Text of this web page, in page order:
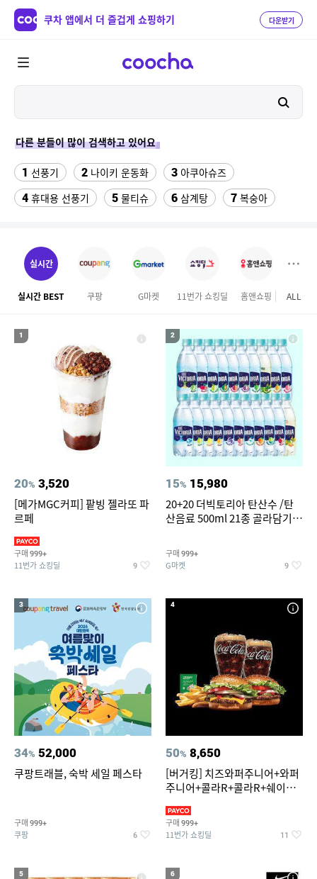
쿠차 앱에서 더 즐겁게 쇼핑하기 다운받기
다른 분들이 많이 검색하고 있어요
1 선풍기 2 나이키 운동화 3 아쿠아슈즈
4 휴대용 선풍기 5 물티슈 6 삼계탕 7 복숭아
10 수향미쌀10kg특등급
11 ESSECORE KLEVV DDR4-3200 CL22 파인인포 (16GB)
12 실외기없는 에어컨 13 차량햇빛가리개
세탁기 선반 여성실내수영복
뷔페용기 18 19 여성 청 반바지
창문형 에어컨
ALL
실시간
실시간 BEST 쿠팡 G마켓 11번가 쇼킹딜 홈앤쇼핑 롯데
1
20% 3,520
[메가MGC커피] 팥빙 젤라또 파
르페
구매 999+
11번가 쇼킹딜 9
2
15% 15,980
20+20 더빅토리아 탄산수 /탄
산음료 500ml 21종 골라담기
구매 999+
G마켓 9
3
34% 52,000
쿠팡트래블, 숙박 세일 페스타
구매 999+
쿠팡 6
4
50% 8,650
[버거킹] 치즈와퍼주니어+와퍼
주니어+콜라R+콜라R+쉐이킹
구매 999+
11번가 쇼킹딜 11
5 6